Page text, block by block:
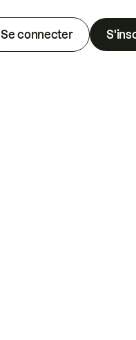
Se connecter